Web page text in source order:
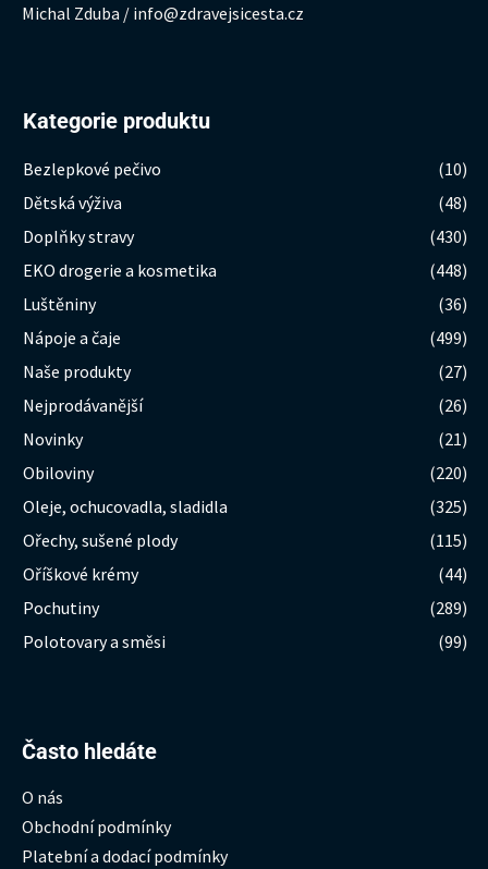
Michal Zduba / info@zdravejsicesta.cz
Kategorie produktu
Bezlepkové pečivo
(10)
Dětská výživa
(48)
Doplňky stravy
(430)
EKO drogerie a kosmetika
(448)
Luštěniny
(36)
Nápoje a čaje
(499)
Naše produkty
(27)
Nejprodávanější
(26)
Novinky
(21)
Obiloviny
(220)
Oleje, ochucovadla, sladidla
(325)
Ořechy, sušené plody
(115)
Oříškové krémy
(44)
Pochutiny
(289)
Polotovary a směsi
(99)
Často hledáte
O nás
Obchodní podmínky
Platební a dodací podmínky
Hledat: